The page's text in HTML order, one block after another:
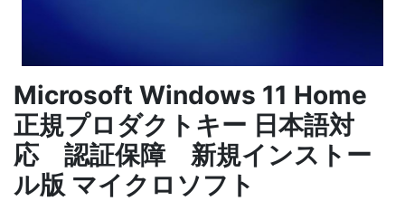
Microsoft Windows 11 Home
正規プロダクトキー 日本語対
応 認証保障 新規インストー
ル版 マイクロソフト